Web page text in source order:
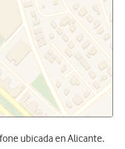
ubicada en Alicante.